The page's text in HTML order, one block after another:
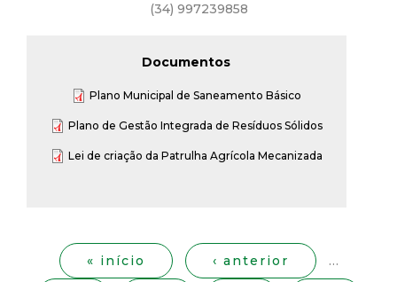
(34) 997239858
Documentos
Plano Municipal de Saneamento Básico
Plano de Gestão Integrada de Resíduos Sólidos
Lei de criação da Patrulha Agrícola Mecanizada
« início ‹ anterior …